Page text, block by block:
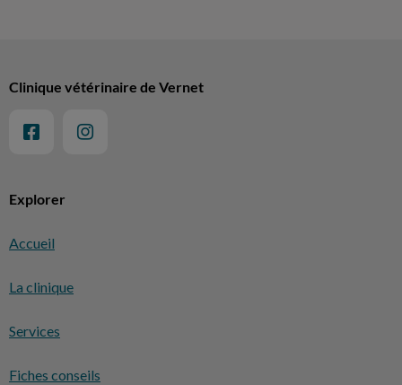
Explorer
Accueil
La clinique
Services
Fiches conseils
Clinique vétérinaire de Vernet